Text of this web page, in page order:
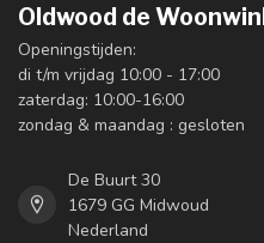
Oldwood de
Openingstijden:
di t/m vrijdag 10:00 - 17:00
zaterdag: 10:00-16:00
zondag & maandag : gesloten
De Buurt 30
1679 GG Midwoud
Nederland